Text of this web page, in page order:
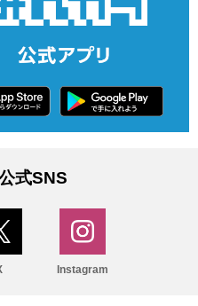
式SNS
Instagram